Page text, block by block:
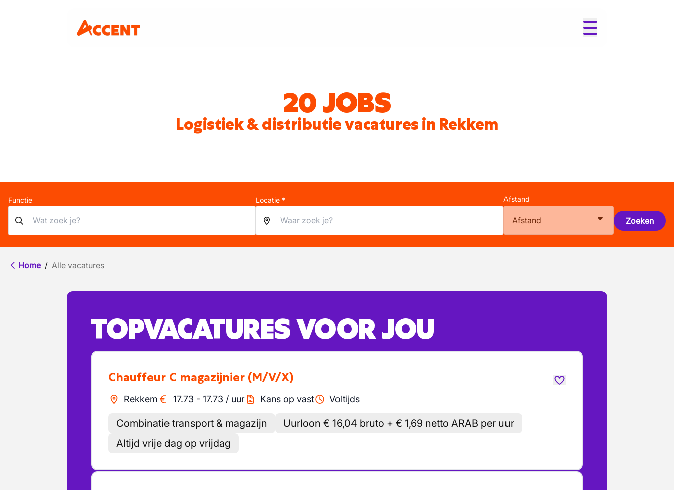
20 JOBS
Logistiek & distributie vacatures in Rekkem
Functie Locatie * Afstand
Afstand Zoeken
Home / Alle vacatures
TOPVACATURES VOOR JOU
Chauffeur C magazijnier (M/V/X)
Rekkem 17.73 - 17.73 / uur Kans op vast Voltijds
Combinatie transport & magazijn
Uurloon € 16,04 bruto + € 1,69 netto ARAB per uur
Altijd vrije dag op vrijdag